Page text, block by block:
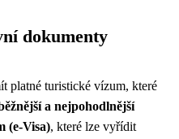
dokumenty
platné turistické vízum, které
a nejpohodlnější
(e-Visa), které lze vyřídit